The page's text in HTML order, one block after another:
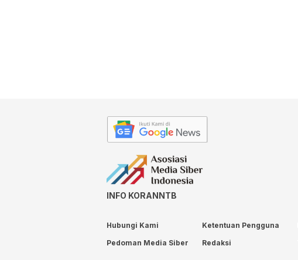
INFO KORANNTB
Hubungi Kami Ketentuan Pengguna
Pedoman Media Siber
Redaksi